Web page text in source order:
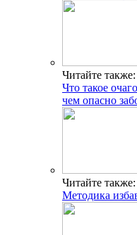
Читайте также:
Что такое
чем опасно
Читайте также:
Методика